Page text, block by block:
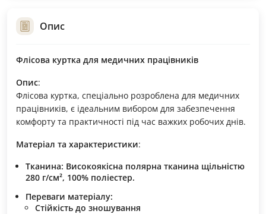
Опис
Флісова куртка для медичних працівників
Опис:
Флісова куртка, спеціально розроблена для медичних
працівників, є ідеальним вибором для забезпечення
комфорту та практичності під час важких робочих днів.
Матеріал та характеристики:
Тканина: Високоякісна полярна тканина щільністю
280 г/см², 100% поліестер.
Переваги матеріалу:
Стійкість до зношування